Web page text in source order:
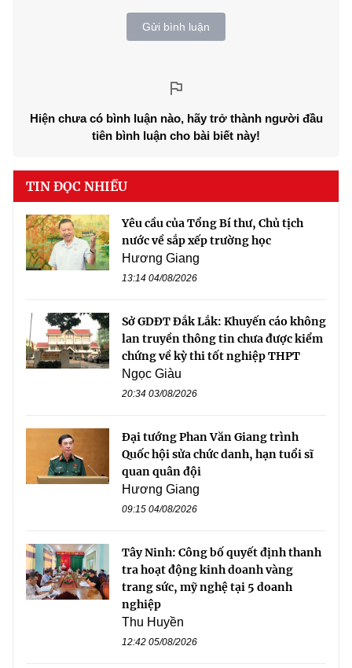
Gửi bình luận
Hiện chưa có bình luận nào, hãy trở thành người đầu
tiên bình luận cho bài biết này!
TIN ĐỌC NHIỀU
Yêu cầu của Tổng Bí thư, Chủ tịch
nước về sắp xếp trường học
Hương Giang
13:14 04/08/2026
Sở GDĐT Đắk Lắk: Khuyến cáo không
lan truyền thông tin chưa được kiểm
chứng về kỳ thi tốt nghiệp THPT
Ngọc Giàu
20:34 03/08/2026
Đại tướng Phan Văn Giang trình
Quốc hội sửa chức danh, hạn tuổi sĩ
quan quân đội
Hương Giang
09:15 04/08/2026
Tây Ninh: Công bố quyết định thanh
tra hoạt động kinh doanh vàng
trang sức, mỹ nghệ tại 5 doanh
nghiệp
Thu Huyền
12:42 05/08/2026